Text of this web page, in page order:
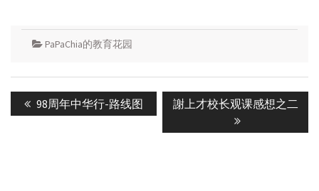
PaPaChia的教育花园
Post
navigation
Previous
post:
98周年中华行-路线图
Next
謝上才校长观课感想之二